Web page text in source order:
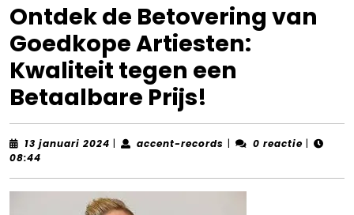
Ontdek de Betovering van
Goedkope Artiesten:
Kwaliteit tegen een
Betaalbare Prijs!
13 januari 2024 13| accent-records accent-
| 0 reactie |
08:44